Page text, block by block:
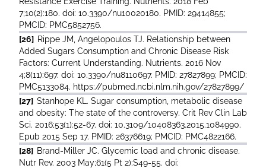
7;10(2):180. doi: 10.3390/nu10020180. PMID: 29414855;
PMCID: PMC5852756.
[26] Rippe JM, Angelopoulos TJ. Relationship between
Added Sugars Consumption and Chronic Disease Risk
Factors: Current Understanding. Nutrients. 2016 Nov
4;8(11):697. doi: 10.3390/nu8110697. PMID: 27827899; PMCID:
PMC5133084. https://pubmed.ncbi.nlm.nih.gov/27827899/
[27] Stanhope KL. Sugar consumption, metabolic disease
and obesity: The state of the controversy. Crit Rev Clin Lab
Sci. 2016;53(1):52-67. doi: 10.3109/10408363.2015.1084990.
Epub 2015 Sep 17. PMID: 26376619; PMCID: PMC4822166.
[28] Brand-Miller JC. Glycemic load and chronic disease.
Nutr Rev. 2003 May;61(5 Pt 2):S49-55. doi: